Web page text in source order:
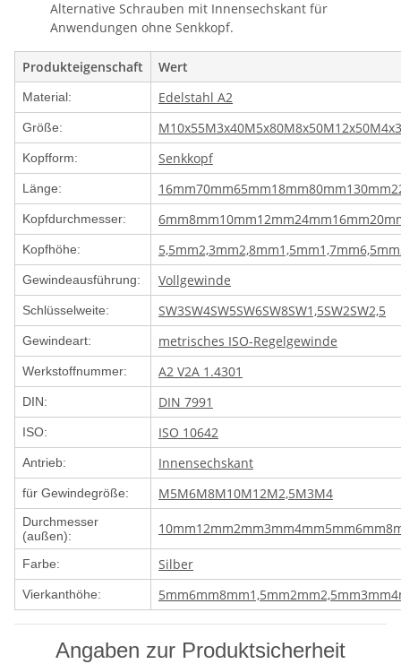
Alternative Schrauben mit Innensechskant für
Anwendungen ohne Senkkopf.
Produkteigenschaft Wert
Material: Edelstahl A2
Größe: M10x55M3x40M5x80M8x50M12x50
Kopfform: Senkkopf
Länge: 16mm70mm65mm18mm80mm130mm
Kopfdurchmesser: 6mm8mm10mm12mm24mm16mm
Kopfhöhe: 5,5mm2,3mm2,8mm1,5mm1,7mm6,5mm
Gewindeausführung: Vollgewinde
Schlüsselweite: SW3SW4SW5SW6SW8SW1,5SW2SW2,5
Gewindeart: metrisches ISO-Regelgewinde
Werkstoffnummer: A2 V2A 1.4301
DIN: DIN 7991
ISO: ISO 10642
Antrieb: Innensechskant
für Gewindegröße: M5M6M8M10M12M2,5M3M4
Durchmesser
(außen):
10mm12mm2mm3mm4mm5mm6mm
Farbe: Silber
Vierkanthöhe: 5mm6mm8mm1,5mm2mm2,5mm3mm
Angaben zur Produktsicherheit